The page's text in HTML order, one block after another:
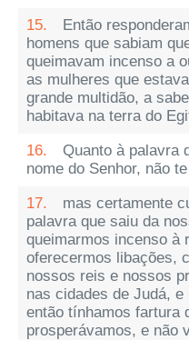
15.
Então
homens que sabiam
queimavam incenso a
as mulheres que
grande multidão, a
habitava na terra do
16.
Quanto à palavra
nome do Senhor, não
17.
mas certamente
palavra que saiu da
queimarmos incenso à
oferecermos libações,
nossos reis e nossos
nas cidades de Judá,
então tínhamos fartura
prosperávamos, e não